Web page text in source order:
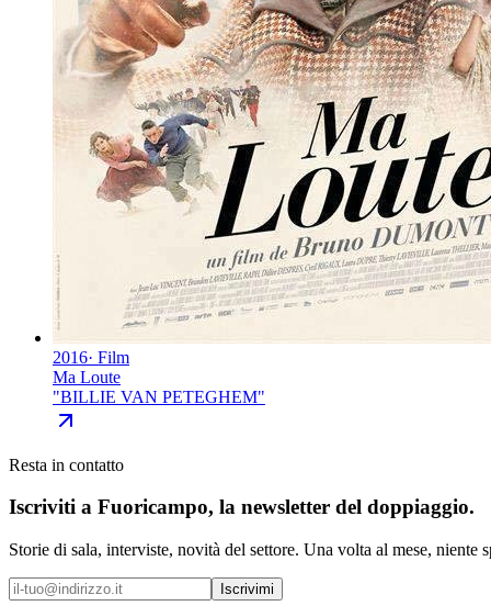
2016· Film
Ma Loute
"BILLIE VAN PETEGHEM"
Resta in contatto
Iscriviti a Fuoricampo, la newsletter del doppiaggio.
Storie di sala, interviste, novità del settore. Una volta al mese, niente
Iscrivimi